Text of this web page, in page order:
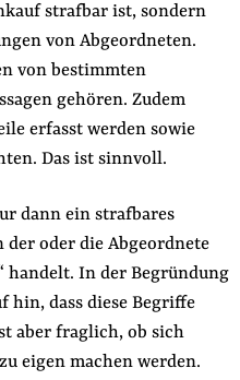
strafbar ist, sondern
von Abgeordneten.
von bestimmten
gehören. Zudem
erfasst werden sowie
Das ist sinnvoll.
dann ein strafbares
oder die Abgeordnete
handelt. In der Begründung
hin, dass diese Begriffe
aber fraglich, ob sich
eigen machen werden.